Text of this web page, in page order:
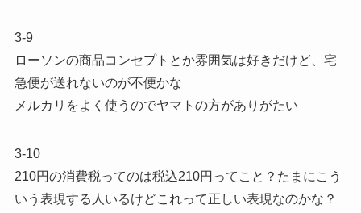
3-9
ローソンの商品コンセプトとか雰囲気は好きだけど、宅
急便が送れないのが不便かな
メルカリをよく使うのでヤマトの方がありがたい
3-10
210円の消費税ってのは税込210円ってこと？たまにこう
いう表現する人いるけどこれって正しい表現なのかな？